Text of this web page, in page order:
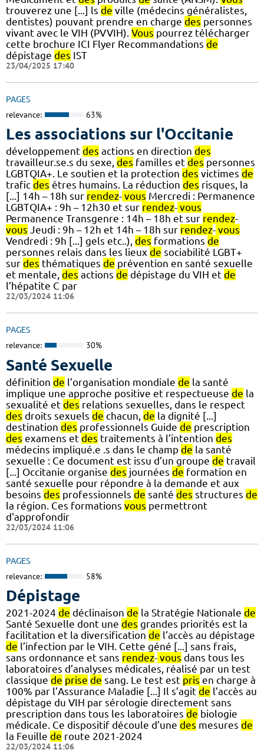
trouverez une [...] ls de ville (médecins généralistes,
dentistes) pouvant prendre en charge des personnes
vivant avec le VIH (PVVIH). Vous pourrez télécharger
cette brochure ICI Flyer Recommandations de
dépistage des IST
23/04/2025 17:40
PAGES
relevance: 63%
Les associations sur l'Occitanie
développement des actions en direction des
travailleur.se.s du sexe, des familles et des personnes
LGBTQIA+. Le soutien et la protection des victimes de
trafic des êtres humains. La réduction des risques, la
[...] 14h – 18h sur rendez- vous Mercredi : Permanence
LGBTQIA+ : 9h – 12h30 et sur rendez- vous
Permanence Transgenre : 14h – 18h et sur rendez-
vous Jeudi : 9h – 12h et 14h – 18h sur rendez- vous
Vendredi : 9h [...] gels etc..), des formations de
personnes relais dans les lieux de sociabilité LGBT+
sur des thématiques de prévention en santé sexuelle
et mentale, des actions de dépistage du VIH et de
l’hépatite C par
22/03/2024 11:06
PAGES
relevance: 30%
Santé Sexuelle
définition de l’organisation mondiale de la santé
implique une approche positive et respectueuse de la
sexualité et des relations sexuelles, dans le respect
des droits sexuels de chacun, de la dignité [...]
destination des professionnels Guide de prescription
des examens et des traitements à l’intention des
médecins impliqué.e .s dans le champ de la santé
sexuelle : Ce document est issu d’un groupe de travail
[...] Occitanie organise des journées de formation en
santé sexuelle pour répondre à la demande et aux
besoins des professionnels de santé des structures de
la région. Ces formations vous permettront
d'approfondir
22/03/2024 11:06
PAGES
relevance: 58%
Dépistage
2021-2024 de déclinaison de la Stratégie Nationale de
Santé Sexuelle dont une des grandes priorités est la
facilitation et la diversification de l’accès au dépistage
de l’infection par le VIH. Cette géné [...] sans frais,
sans ordonnance et sans rendez- vous dans tous les
laboratoires d’analyses médicales, réalisé par un test
classique de prise de sang. Le test est pris en charge à
100% par l’Assurance Maladie [...] Il s’agit de l’accès au
dépistage du VIH par sérologie directement sans
prescription dans tous les laboratoires de biologie
médicale. Ce dispositif découle d’une des mesures de
la Feuille de route 2021-2024
22/03/2024 11:06